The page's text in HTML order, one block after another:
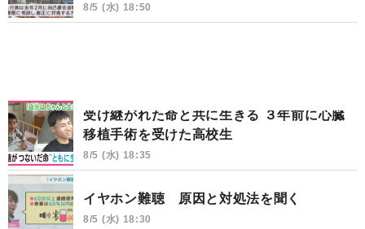
8/5 (水) 18:50
受け継がれた命と共に生きる ３年前に心臓
移植手術を受けた高校生
8/5 (水) 18:35
イヤホン難聴 原因と対処法を聞く
8/5 (水) 18:30